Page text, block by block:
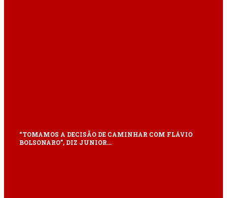
“TOMAMOS A DECISÃO DE CAMINHAR COM FLÁVIO
BOLSONARO”, DIZ JUNIOR…